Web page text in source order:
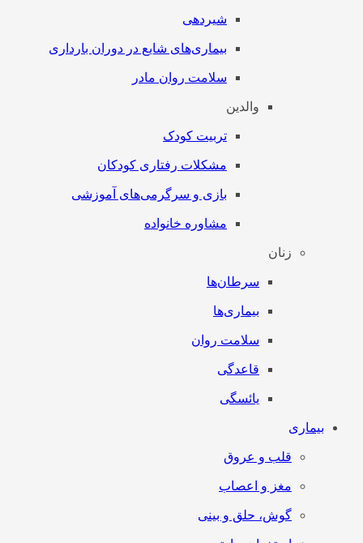
شیردهی
بیماری‌های شایع در دوران بارداری
سلامت روان مادر
والدین
تربیت کودک
مشکلات رفتاری کودکان
بازی و سرگرمی‌های آموزشی
مشاوره خانواده
زنان
سرطان‌‌ها
بیماری‌ها
سلامت روان
قاعدگی
یائسگی
بیماری
قلب و عروق
مغز و اعصاب
گوش، حلق و بینی